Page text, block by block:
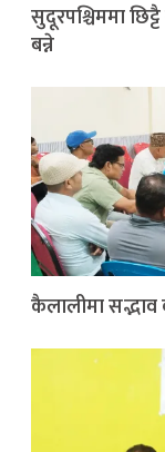
सुदूरपश्चिममा
बन्ने
कैलालीमा सद्भाव